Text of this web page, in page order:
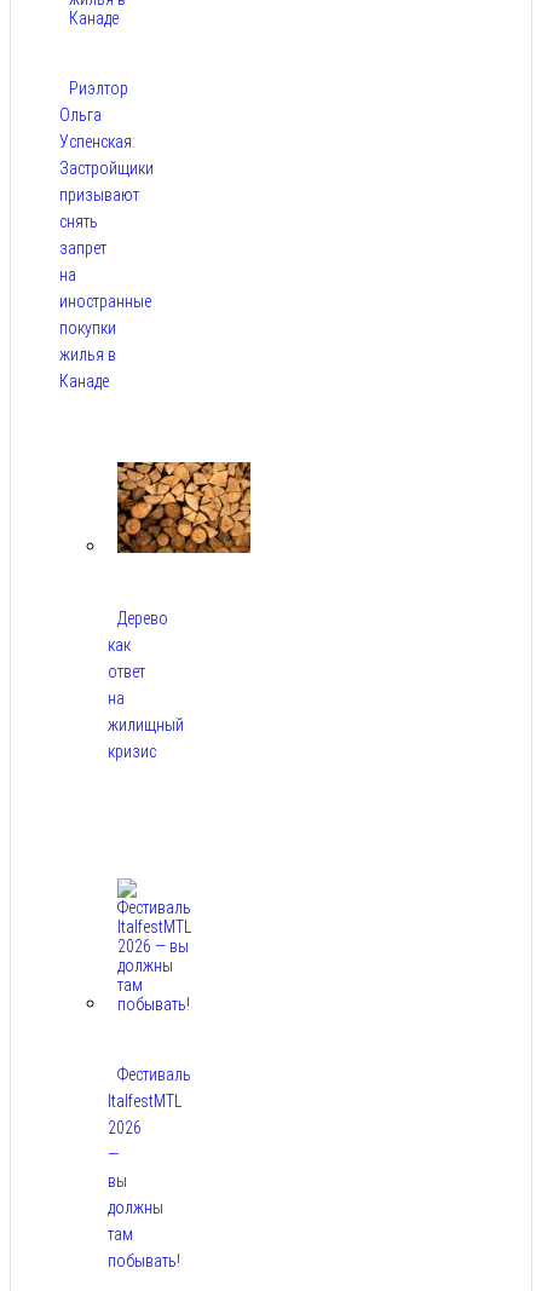
Риэлтор
Ольга
Успенская:
Застройщики
призывают
снять
запрет
на
иностранные
покупки
жилья в
Канаде
Дерево
как
ответ
на
жилищный
кризис
Фестиваль
ItalfestMTL
2026
—
вы
должны
там
побывать!